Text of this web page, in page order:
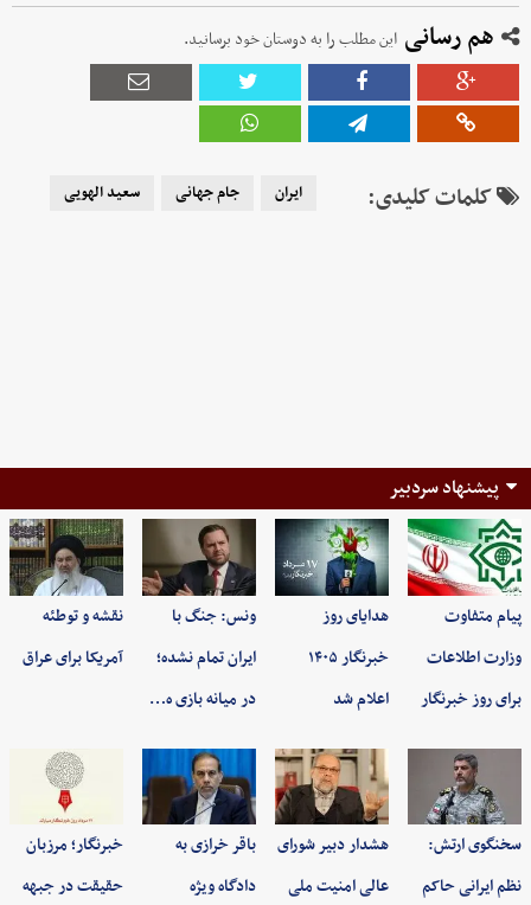
هم رسانی این مطلب را به دوستان خود برسانید.
کلمات کلیدی: ایران جام جهانی سعید الهویی
پیشنهاد سردبیر
پیام متفاوت
وزارت اطلاعات
برای روز خبرنگار
هدایای روز
خبرنگار ۱۴۰۵
اعلام شد
ونس: جنگ با
ایران تمام نشده؛
در میانه بازی ه…
نقشه و توطئه
آمریکا برای عراق
سخنگوی ارتش:
نظم ایرانی حاکم
هشدار دبیر شورای
عالی امنیت ملی
باقر خرازی به
دادگاه ویژه
خبرنگار؛ مرزبان
حقیقت در جبهه